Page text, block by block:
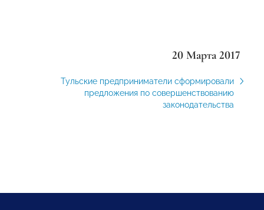
20 Марта 2017
Тульские предприниматели сформировали
предложения по совершенствованию
законодательства